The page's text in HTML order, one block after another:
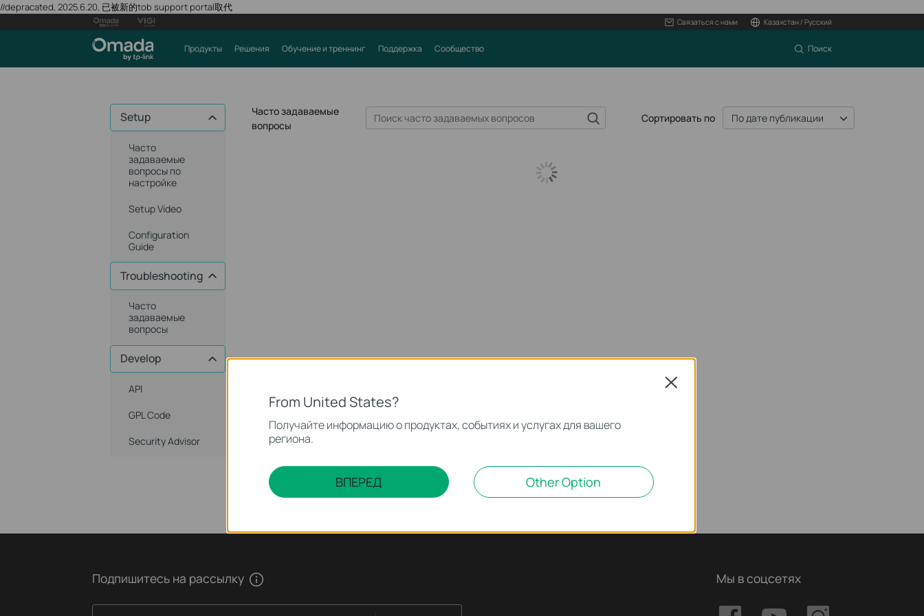
//depracated, 2025.6.20, 已被新的tob support portal取代
Связаться с нами Казахстан / Русский
Продукты Решения Обучение и треннинг Поддержка Сообщество Поиск
Setup
Часто
задаваемые
вопросы по
настройке
Setup Video
Configuration
Guide
Troubleshooting
Часто
задаваемые
вопросы
Develop
API
GPL Code
Security Advisor
Часто задаваемые
вопросы
Сортировать по По дате публикации
Подпишитесь на рассылку Мы в соцсетях
From United States?
Получайте информацию о продуктах, событиях и услугах для вашего
региона.
ВПЕРЕД Other Option
Close